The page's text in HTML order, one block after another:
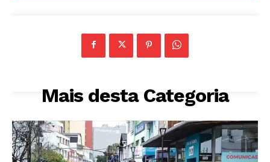
Mais desta Categoria